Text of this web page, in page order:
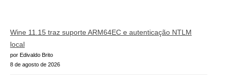
Wine 11.15 traz suporte ARM64EC e autenticação NTLM
local
por Edivaldo Brito
8 de agosto de 2026